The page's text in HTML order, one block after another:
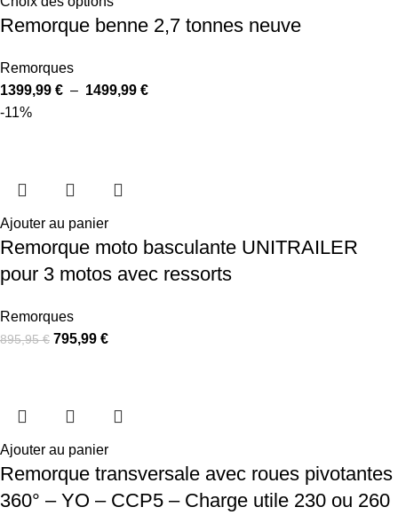
Remorque benne 2,7 tonnes neuve
Remorques
1399,99 € – 1499,99 €
-11%
Ajouter au panier
Remorque moto basculante UNITRAILER
pour 3 motos avec ressorts
Remorques
895,95€ 795,99 €
Ajouter au panier
Remorque transversale avec roues pivotantes
360° – YO – CCP5 – Charge utile 230 ou 260